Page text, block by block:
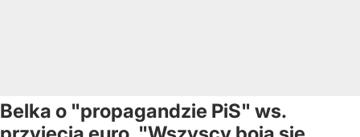
Belka o "propagandzie PiS" ws.